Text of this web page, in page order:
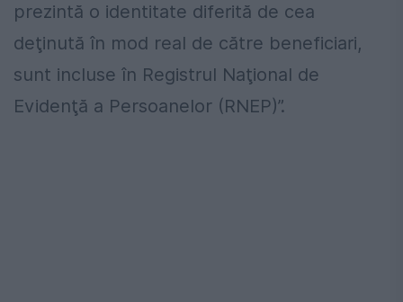
prezintă o identitate diferită de cea
deţinută în mod real de către beneficiari,
sunt incluse în Registrul Naţional de
Evidenţă a Persoanelor (RNEP)”.